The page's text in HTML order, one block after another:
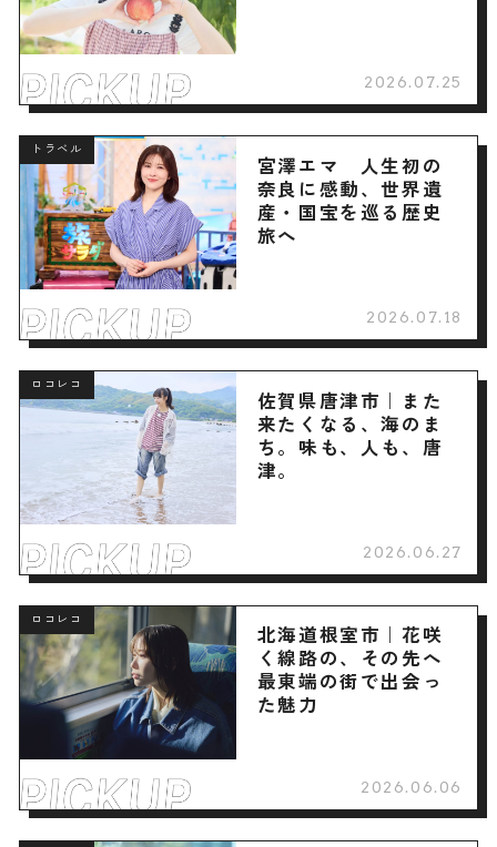
2026.07.25
トラベル
宮澤エマ 人生初の
奈良に感動、世界遺
産・国宝を巡る歴史
旅へ
2026.07.18
ロコレコ
佐賀県唐津市｜また
来たくなる、海のま
ち。味も、人も、唐
津。
2026.06.27
ロコレコ
北海道根室市｜花咲
く線路の、その先へ
最東端の街で出会っ
た魅力
2026.06.06